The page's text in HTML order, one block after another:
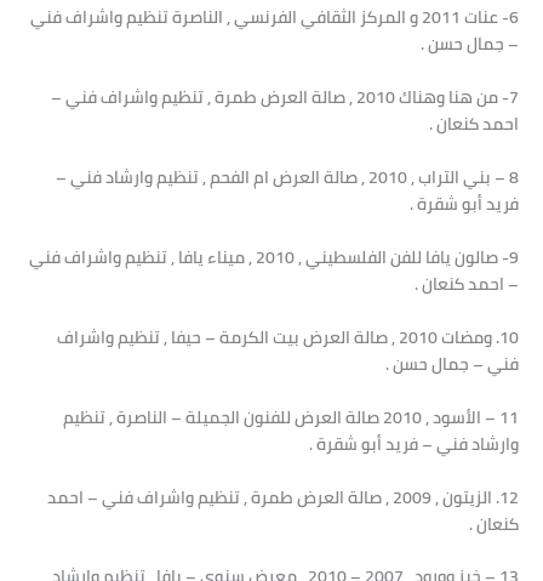
6- عنات 2011 و المركز الثقافي الفرنسي , الناصرة تنظيم واشراف فني
– جمال حسن .
7- من هنا وهناك 2010 , صالة العرض طمرة , تنظيم واشراف فني –
احمد كنعان .
8 – بني التراب , 2010 , صالة العرض ام الفحم , تنظيم وارشاد فني –
فريد أبو شقرة .
9- صالون يافا للفن الفلسطيني , 2010 , ميناء يافا , تنظيم واشراف فني
– احمد كنعان .
10. ومضات 2010 , صالة العرض بيت الكرمة – حيفا , تنظيم واشراف
فني – جمال حسن .
11 – الأسود , 2010 صالة العرض للفنون الجميلة – الناصرة , تنظيم
وارشاد فني – فريد أبو شقرة .
12. الزيتون , 2009 , صالة العرض طمرة , تنظيم واشراف فني – احمد
كنعان .